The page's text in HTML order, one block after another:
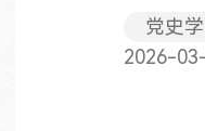
党史
2026-